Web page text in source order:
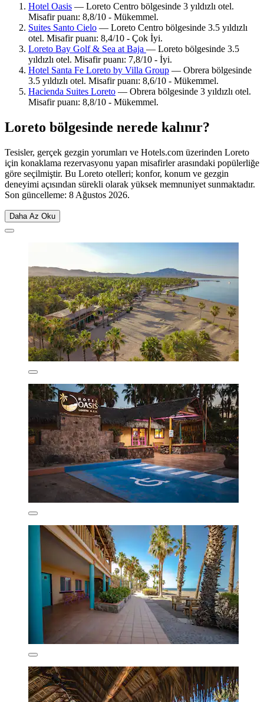
Hotel Oasis — Loreto Centro bölgesinde 3 yıldızlı otel.
Misafir puanı: 8,8/10 - Mükemmel.
Suites Santo Cielo — Loreto Centro bölgesinde 3.5 yıldızlı
otel. Misafir puanı: 8,4/10 - Çok İyi.
Loreto Bay Golf & Sea at Baja — Loreto bölgesinde 3.5
yıldızlı otel. Misafir puanı: 7,8/10 - İyi.
Hotel Santa Fe Loreto by Villa Group — Obrera bölgesinde
3.5 yıldızlı otel. Misafir puanı: 8,6/10 - Mükemmel.
Hacienda Suites Loreto — Obrera bölgesinde 3 yıldızlı otel.
Misafir puanı: 8,8/10 - Mükemmel.
Loreto bölgesinde nerede kalınır?
Tesisler, gerçek gezgin yorumları ve Hotels.com üzerinden Loreto
için konaklama rezervasyonu yapan misafirler arasındaki popülerliğe
göre seçilmiştir. Bu Loreto otelleri; konfor, konum ve gezgin
deneyimi açısından sürekli olarak yüksek memnuniyet sunmaktadır.
Son güncelleme: 8 Ağustos 2026.
Daha Az Oku